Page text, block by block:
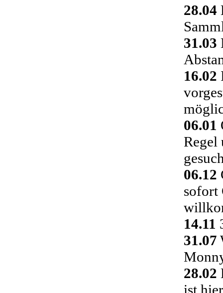
28.04
31.03
16.02
06.01
Regel
06.12
sofort
14.11
31.07
28.02
ist